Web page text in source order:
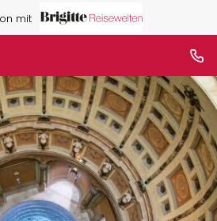
mit